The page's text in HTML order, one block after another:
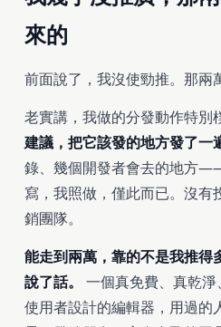
來的
前面說了，我沒使勁推。那兩
老實講，我做的分發動作特別
建議，把它該發的地方發了一
錄、幾個開發者會去的地方
寫，我照做，僅此而已。沒有
銷團隊。
能走到兩萬，靠的不是我推得
說了話。
一個真免費、真乾
使用者設計的編輯器，用過的